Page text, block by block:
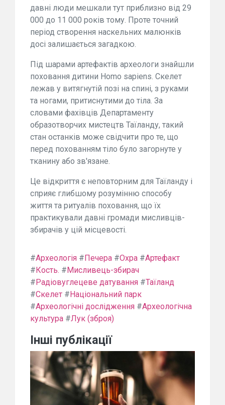
давні люди мешкали тут приблизно від 29
000 до 11 000 років тому. Проте точний
період створення наскельних малюнків
досі залишається загадкою.
Під шарами артефактів археологи знайшли
поховання дитини Homo sapiens. Скелет
лежав у витягнутій позі на спині, з руками
та ногами, притиснутими до тіла. За
словами фахівців Департаменту
образотворчих мистецтв Таїланду, такий
стан останків може свідчити про те, що
перед похованням тіло було загорнуте у
тканину або зв'язане.
Це відкриття є неповторним для Таїланду і
сприяє глибшому розумінню способу
життя та ритуалів поховання, що їх
практикували давні громади мисливців-
збирачів у цій місцевості.
#Археологія # Печера #Охра #Артефакт
# Кость. # Мисливець-збирач
# Радіовуглецеве датування #Таїланд
#Скелет # Національний парк
#Археологічні дослідження #Археологічна
культура #Лук (зброя)
Інші публікації